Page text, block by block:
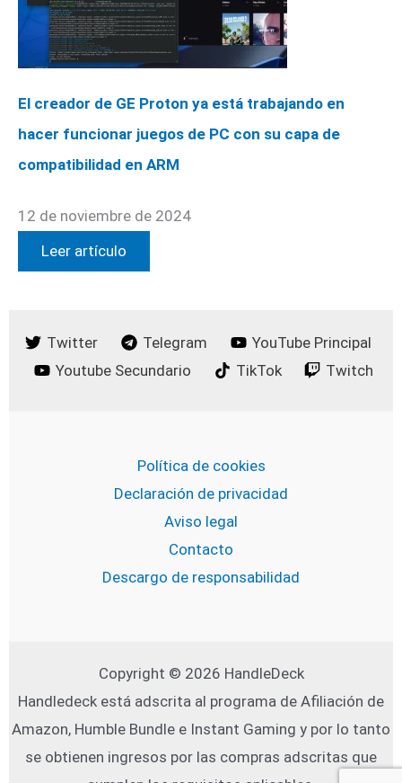
El creador de GE Proton ya está trabajando en
hacer funcionar juegos de PC con su capa de
compatibilidad en ARM
12 de noviembre de 2024
Leer artículo
Twitter Telegram
YouTube Principal
Youtube Secundario
TikTok Twitch
Política de cookies
Declaración de privacidad
Aviso legal
Contacto
Descargo de responsabilidad
Copyright © 2026 HandleDeck
Handledeck está adscrita al programa de Afiliación de
Amazon, Humble Bundle e Instant Gaming y por lo tanto
se obtienen ingresos por las compras adscritas que